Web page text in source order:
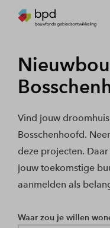
Vind jouw
Bosschenhoofd.
deze projecten.
jouw toekomstige
aanmelden als
Waar zou je willen